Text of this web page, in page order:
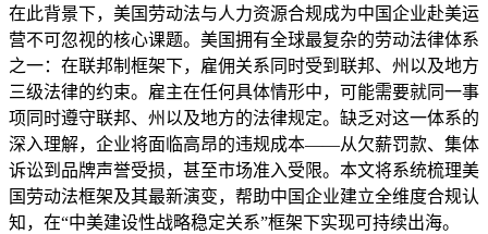
在此背景下，美国劳动法与人力资源合规成为中国企业赴美运
营不可忽视的核心课题。美国拥有全球最复杂的劳动法律体系
之一：在联邦制框架下，雇佣关系同时受到联邦、州以及地方
三级法律的约束。雇主在任何具体情形中，可能需要就同一事
项同时遵守联邦、州以及地方的法律规定。缺乏对这一体系的
深入理解，企业将面临高昂的违规成本——从欠薪罚款、集体
诉讼到品牌声誉受损，甚至市场准入受限。本文将系统梳理美
国劳动法框架及其最新演变，帮助中国企业建立全维度合规认
知，在“中美建设性战略稳定关系”框架下实现可持续出海。